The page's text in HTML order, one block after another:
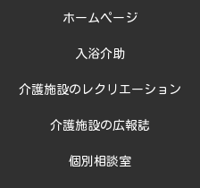
ホームページ
入浴介助
介護施設のレクリエーション
介護施設の広報誌
個別相談室